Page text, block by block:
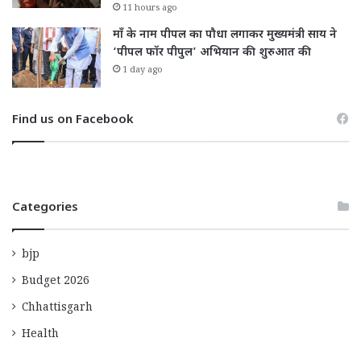
11 hours ago
माँ के नाम पीपल का पौधा लगाकर मुख्यमंत्री साय ने
‘पीपल फॉर पीपुल’ अभियान की शुरुआत की
1 day ago
Find us on Facebook
Categories
bjp
Budget 2026
Chhattisgarh
Health